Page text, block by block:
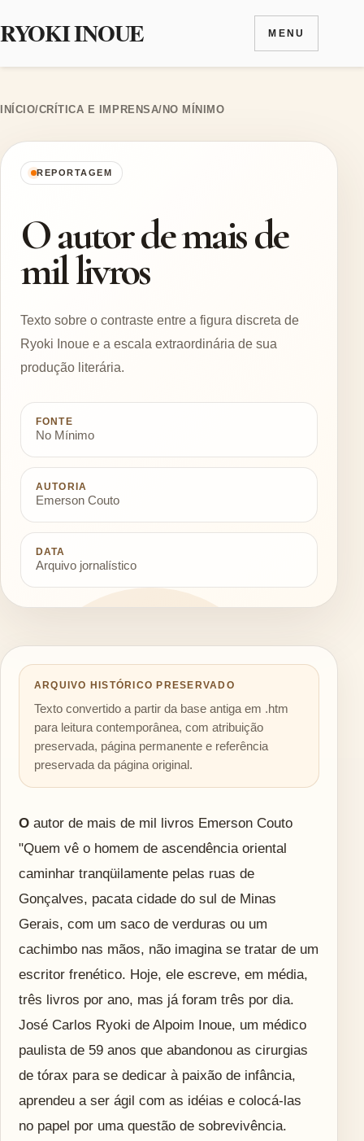
RYOKI INOUE MENU
INÍCIO/CRÍTICA E IMPRENSA/ NO MÍNIMO
REPORTAGEM
O autor de mais de
mil livros
Texto sobre o contraste entre a figura discreta de
Ryoki Inoue e a escala extraordinária de sua
produção literária.
FONTE
No Mínimo
AUTORIA
Emerson Couto
DATA
Arquivo jornalístico
ARQUIVO HISTÓRICO PRESERVADO
Texto convertido a partir da base antiga em .htm
para leitura contemporânea, com atribuição
preservada, página permanente e referência
preservada da página original.
O autor de mais de mil livros Emerson Couto
"Quem vê o homem de ascendência oriental
caminhar tranqüilamente pelas ruas de
Gonçalves, pacata cidade do sul de Minas
Gerais, com um saco de verduras ou um
cachimbo nas mãos, não imagina se tratar de um
escritor frenético. Hoje, ele escreve, em média,
três livros por ano, mas já foram três por dia.
José Carlos Ryoki de Alpoim Inoue, um médico
paulista de 59 anos que abandonou as cirurgias
de tórax para se dedicar à paixão de infância,
aprendeu a ser ágil com as idéias e colocá-las
no papel por uma questão de sobrevivência.